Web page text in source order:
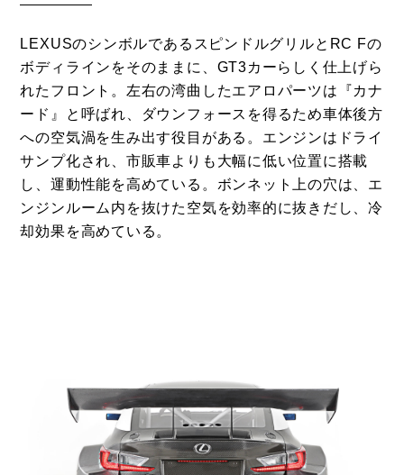
LEXUSのシンボルであるスピンドルグリルと RC Fの
ボディラインをそのままに、GT3カーらしく仕上げら
れたフロント。左右の湾曲したエアロパーツは『カナ
ード』と呼ばれ、ダウンフォースを得るため車体後方
への空気渦を生み出す役目がある。エンジンはドライ
サンプ化され、市販車よりも大幅に低い位置に搭載
し、運動性能を高めている。ボンネット上の穴は、エ
ンジンルーム内を抜けた空気を効率的に抜きだし、冷
却効果を高めている。